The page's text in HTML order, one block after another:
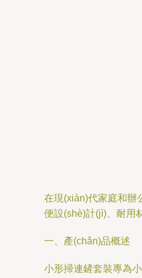
在現(xiàn)代家庭和辦
便設(shè)計(jì)、耐用
一、產(chǎn)品概述
小形掃連鏟套裝專為